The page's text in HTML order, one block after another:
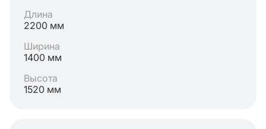
Длина
2200 мм
Ширина
1400 мм
Высота
1520 мм